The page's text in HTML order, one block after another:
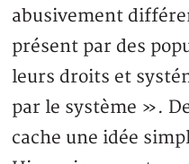
abusivement
présent par des
leurs droits et
par le système ».
cache une idée